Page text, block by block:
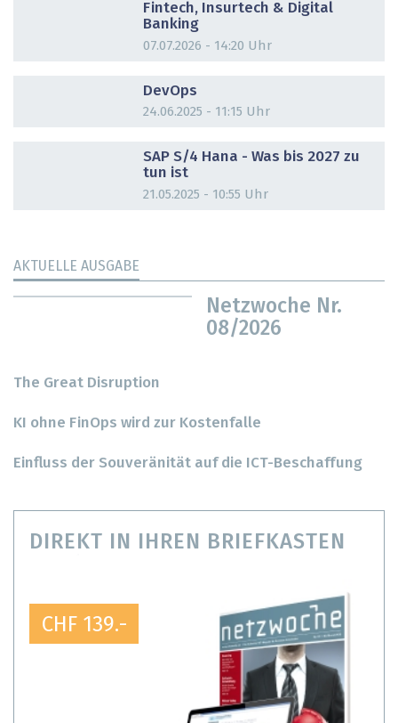
Fintech, Insurtech & Digital
Banking
07.07.2026 - 14:20 Uhr
DevOps
24.06.2025 - 11:15 Uhr
SAP S/4 Hana - Was bis 2027 zu
tun ist
21.05.2025 - 10:55 Uhr
AKTUELLE AUSGABE
Netzwoche Nr.
08/2026
The Great Disruption
KI ohne FinOps wird zur Kostenfalle
Einfluss der Souveränität auf die ICT-Beschaffung
DIREKT IN IHREN BRIEFKASTEN
CHF 139.-